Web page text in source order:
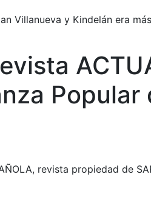
Villanueva y Kindelán era
Popular
revista propiedad de